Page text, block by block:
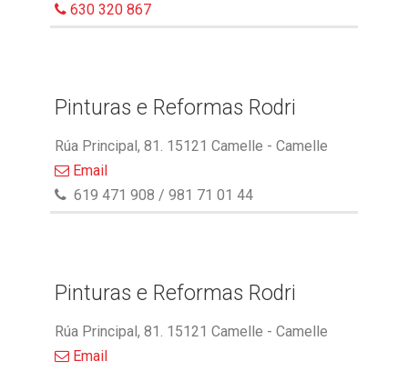
630 320 867
Pinturas e Reformas Rodri
Rúa Principal, 81. 15121 Camelle - Camelle
Email
619 471 908 / 981 71 01 44
Pinturas e Reformas Rodri
Rúa Principal, 81. 15121 Camelle - Camelle
Email